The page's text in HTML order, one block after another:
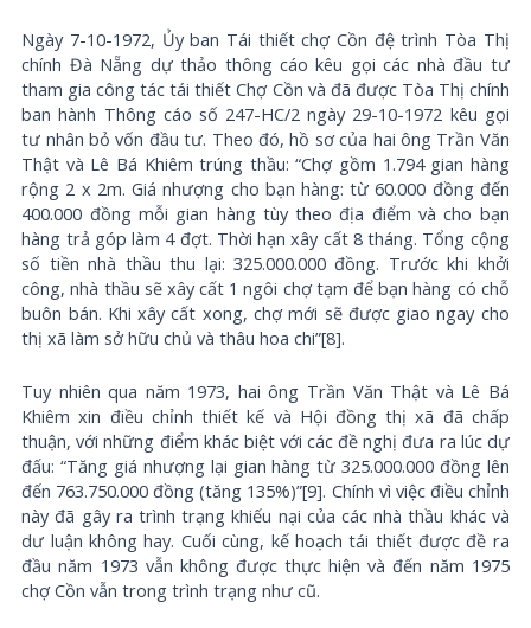
Ngày 7-10-1972, Ủy ban Tái thiết chợ Cồn đệ trình Tòa Thị
chính Đà Nẵng dự thảo thông cáo kêu gọi các nhà đầu tư
tham gia công tác tái thiết Chợ Cồn và đã được Tòa Thị chính
ban hành Thông cáo số 247-HC/2 ngày 29-10-1972 kêu gọi
tư nhân bỏ vốn đầu tư. Theo đó, hồ sơ của hai ông Trần Văn
Thật và Lê Bá Khiêm trúng thầu: “Chợ gồm 1.794 gian hàng
rộng 2 x 2m. Giá nhượng cho bạn hàng: từ 60.000 đồng đến
400.000 đồng mỗi gian hàng tùy theo địa điểm và cho bạn
hàng trả góp làm 4 đợt. Thời hạn xây cất 8 tháng. Tổng cộng
số tiền nhà thầu thu lại: 325.000.000 đồng. Trước khi khởi
công, nhà thầu sẽ xây cất 1 ngôi chợ tạm để bạn hàng có chỗ
buôn bán. Khi xây cất xong, chợ mới sẽ được giao ngay cho
thị xã làm sở hữu chủ và thâu hoa chi”[8].
Tuy nhiên qua năm 1973, hai ông Trần Văn Thật và Lê Bá
Khiêm xin điều chỉnh thiết kế và Hội đồng thị xã đã chấp
thuận, với những điểm khác biệt với các đề nghị đưa ra lúc dự
đấu: “Tăng giá nhượng lại gian hàng từ 325.000.000 đồng lên
đến 763.750.000 đồng (tăng 135%)”[9]. Chính vì việc điều chỉnh
này đã gây ra trình trạng khiếu nại của các nhà thầu khác và
dư luận không hay. Cuối cùng, kế hoạch tái thiết được đề ra
đầu năm 1973 vẫn không được thực hiện và đến năm 1975
chợ Cồn vẫn trong trình trạng như cũ.